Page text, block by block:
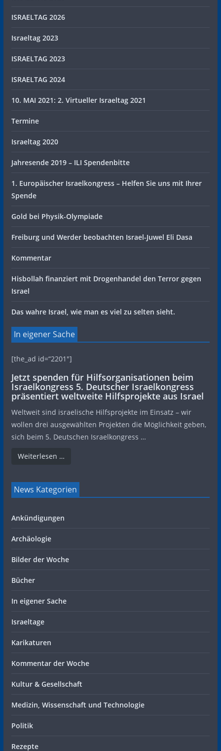
ISRAELTAG 2026
Israeltag 2023
ISRAELTAG 2023
ISRAELTAG 2024
10. MAI 2021: 2. Virtueller Israeltag 2021
Termine
Israeltag 2020
Jahresende 2019 – ILI Spendenbitte
1. Europäischer Israelkongress – Helfen Sie uns mit Ihrer
Spende
Gold bei Physik-Olympiade
Freiburg und Werder beobachten Israel-Juwel Eli Dasa
Kommentar
Hisbollah finanziert mit Drogenhandel den Terror gegen
Israel
Das wahre Israel, wie man es viel zu selten sieht.
In eigener Sache
[the_ad id=“2201″]
Jetzt spenden für Hilfsorganisationen beim
Israelkongress 5. Deutscher Israelkongress
präsentiert weltweite Hilfsprojekte aus Israel
Weltweit sind israelische Hilfsprojekte im Einsatz – wir
wollen drei ausgewählten Projekten die Möglichkeit geben,
sich beim 5. Deutschen Israelkongress …
Weiterlesen …
News Kategorien
Ankündigungen
Archäologie
Bilder der Woche
Bücher
In eigener Sache
Israeltage
Karikaturen
Kommentar der Woche
Kultur & Gesellschaft
Medizin, Wissenschaft und Technologie
Politik
Rezepte